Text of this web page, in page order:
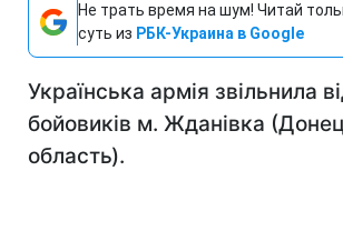
Не трать время на шум! Читай
суть из РБК-Украина в Google
Українська армія звільнила
бойовиків м. Жданівка
область).